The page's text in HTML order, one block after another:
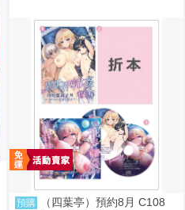
預購
（四葉亭）預約8月 C108